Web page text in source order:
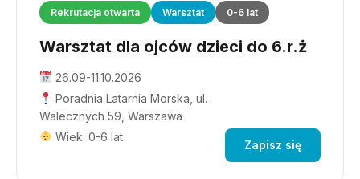
Rekrutacja otwarta Warsztat 0-6 lat
Warsztat dla ojców dzieci do 6.r.ż
26.09-11.10.2026
Poradnia Latarnia Morska, ul.
Walecznych 59, Warszawa
Wiek: 0-6 lat
Zapisz się